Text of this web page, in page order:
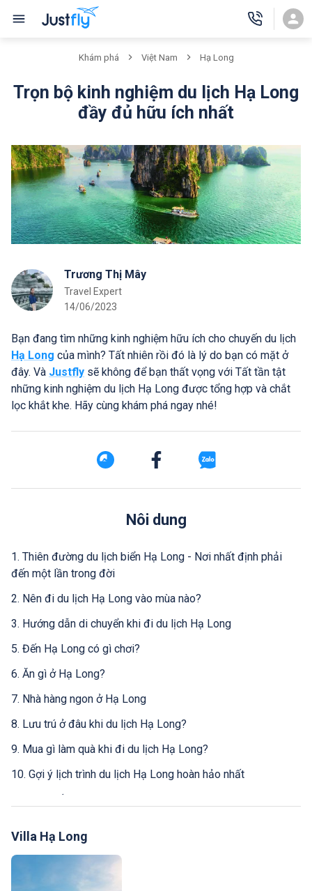
Khám phá Việt Nam Hạ Long
Trọn bộ kinh nghiệm du lịch Hạ Long
đầy đủ hữu ích nhất
Trương Thị Mây
Travel Expert
14/06/2023
Bạn đang tìm những kinh nghiệm hữu ích cho chuyến du lịch
Hạ Long của mình? Tất nhiên rồi đó là lý do bạn có mặt ở
đây. Và Justfly sẽ không để bạn thất vọng với Tất tần tật
những kinh nghiệm du lịch Hạ Long được tổng hợp và chắt
lọc khắt khe. Hãy cùng khám phá ngay nhé!
Nôi dung
1. Thiên đường du lịch biển Hạ Long - Nơi nhất định phải
đến một lần trong đời
2. Nên đi du lịch Hạ Long vào mùa nào?
3. Hướng dẫn di chuyển khi đi du lịch Hạ Long
5. Đến Hạ Long có gì chơi?
6. Ăn gì ở Hạ Long?
7. Nhà hàng ngon ở Hạ Long
8. Lưu trú ở đâu khi du lịch Hạ Long?
9. Mua gì làm quà khi đi du lịch Hạ Long?
10. Gợi ý lịch trình du lịch Hạ Long hoàn hảo nhất
Villa Hạ Long